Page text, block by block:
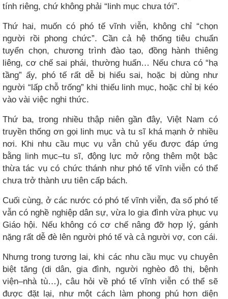
tính riêng, chứ không phải “linh mục chưa tới”.
Thứ hai, muốn có phó tế vĩnh viễn, không chỉ “chọn
người rồi phong chức”. Cần cả hệ thống tiêu chuẩn
tuyển chọn, chương trình đào tạo, đồng hành thiêng
liêng, cơ chế sai phái, thường huấn… Nếu chưa có “hạ
tầng” ấy, phó tế rất dễ bị hiểu sai, hoặc bị dùng như
người “lấp chỗ trống” khi thiếu linh mục, hoặc chỉ bị kéo
vào vài việc nghi thức.
Thứ ba, trong nhiều thập niên gần đây, Việt Nam có
truyền thống ơn gọi linh mục và tu sĩ khá mạnh ở nhiều
nơi. Khi nhu cầu mục vụ vẫn chủ yếu được đáp ứng
bằng linh mục–tu sĩ, động lực mở rộng thêm một bậc
thừa tác vụ có chức thánh như phó tế vĩnh viễn có thể
chưa trở thành ưu tiên cấp bách.
Cuối cùng, ở các nước có phó tế vĩnh viễn, đa số phó tế
vẫn có nghề nghiệp dân sự, vừa lo gia đình vừa phục vụ
Giáo hội. Nếu không có cơ chế nâng đỡ hợp lý, gánh
nặng rất dễ đè lên người phó tế và cả người vợ, con cái.
Nhưng trong tương lai, khi các nhu cầu mục vụ chuyên
biệt tăng (di dân, gia đình, người nghèo đô thị, bệnh
viện–nhà tù…), câu hỏi về phó tế vĩnh viễn có thể sẽ
được đặt lại, như một cách làm phong phú hơn diện